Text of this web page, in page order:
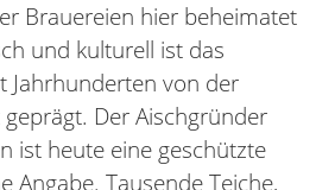
Brauereien hier beheimatet
und kulturell ist das
Jahrhunderten von der
Der Aischgründer
ist heute eine geschützte
Angabe. Tausende Teiche,